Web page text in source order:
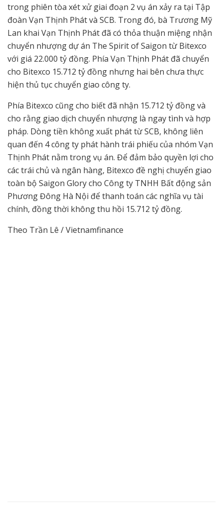
trong phiên tòa xét xử giai đoạn 2 vụ án xảy ra tại Tập
đoàn Vạn Thịnh Phát và SCB. Trong đó, bà Trương Mỹ
Lan khai Vạn Thịnh Phát đã có thỏa thuận miệng nhận
chuyển nhượng dự án The Spirit of Saigon từ Bitexco
với giá 22.000 tỷ đồng. Phía Vạn Thịnh Phát đã chuyển
cho Bitexco 15.712 tỷ đồng nhưng hai bên chưa thực
hiện thủ tục chuyển giao công ty.
Phía Bitexco cũng cho biết đã nhận 15.712 tỷ đồng và
cho rằng giao dịch chuyển nhượng là ngay tình và hợp
pháp. Dòng tiền không xuất phát từ SCB, không liên
quan đến 4 công ty phát hành trái phiếu của nhóm Vạn
Thịnh Phát nằm trong vụ án. Để đảm bảo quyền lợi cho
các trái chủ và ngân hàng, Bitexco đề nghị chuyển giao
toàn bộ Saigon Glory cho Công ty TNHH Bất động sản
Phương Đông Hà Nội để thanh toán các nghĩa vụ tài
chính, đồng thời không thu hồi 15.712 tỷ đồng.
Theo Trần Lê / Vietnamfinance